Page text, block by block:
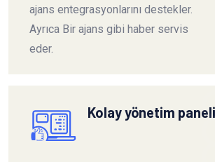
ajans entegrasyonlarını destekler.
Ayrıca Bir ajans gibi haber servis
eder.
Kolay yönetim paneli